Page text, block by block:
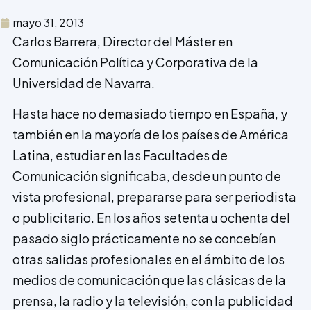
mayo 31, 2013
Carlos Barrera, Director del Máster en
Comunicación Política y Corporativa de la
Universidad de Navarra.
Hasta hace no demasiado tiempo en España, y
también en la mayoría de los países de América
Latina, estudiar en las Facultades de
Comunicación significaba, desde un punto de
vista profesional, prepararse para ser periodista
o publicitario. En los años setenta u ochenta del
pasado siglo prácticamente no se concebían
otras salidas profesionales en el ámbito de los
medios de comunicación que las clásicas de la
prensa, la radio y la televisión, con la publicidad